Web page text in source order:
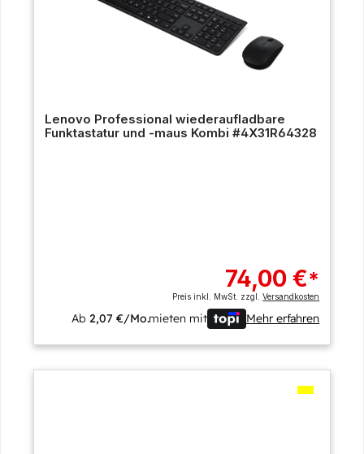
Lenovo Professional wiederaufladbare
Funktastatur und -maus Kombi #4X31R64328
74,00 €*
Preis inkl. MwSt. zzgl.Versandkosten
Ab2,07 €/Mo.mieten mit Mehr erfahren